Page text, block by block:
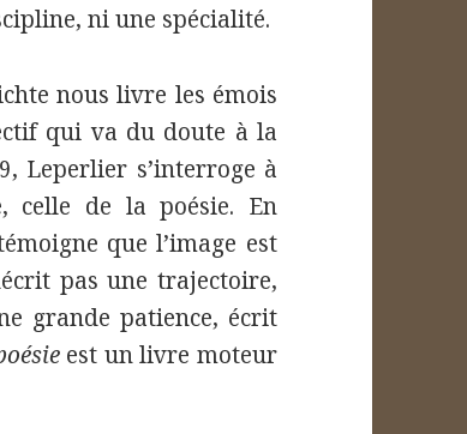
ni une spécialité.
nous livre les émois
qui va du doute à la
Leperlier s’interroge à
celle de la poésie. En
que l’image est
pas une trajectoire,
grande patience, écrit
est un livre moteur